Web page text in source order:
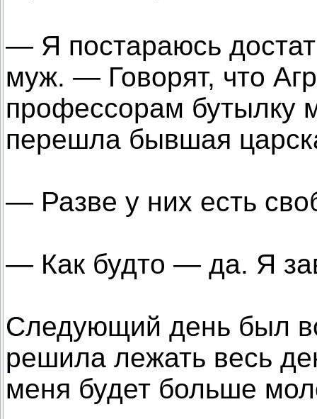
— Я постараюсь
муж. — Говорят, что
профессорам бутылку
перешла бывшая
— Разве у них есть
— Как будто — да. Я
Следующий день был
решила лежать весь
меня будет больше